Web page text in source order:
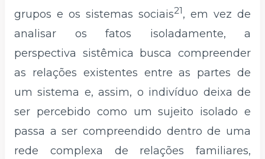
grupos e os sistemas sociais21, em vez de
analisar os fatos isoladamente, a
perspectiva sistêmica busca compreender
as relações existentes entre as partes de
um sistema e, assim, o indivíduo deixa de
ser percebido como um sujeito isolado e
passa a ser compreendido dentro de uma
rede complexa de relações familiares,